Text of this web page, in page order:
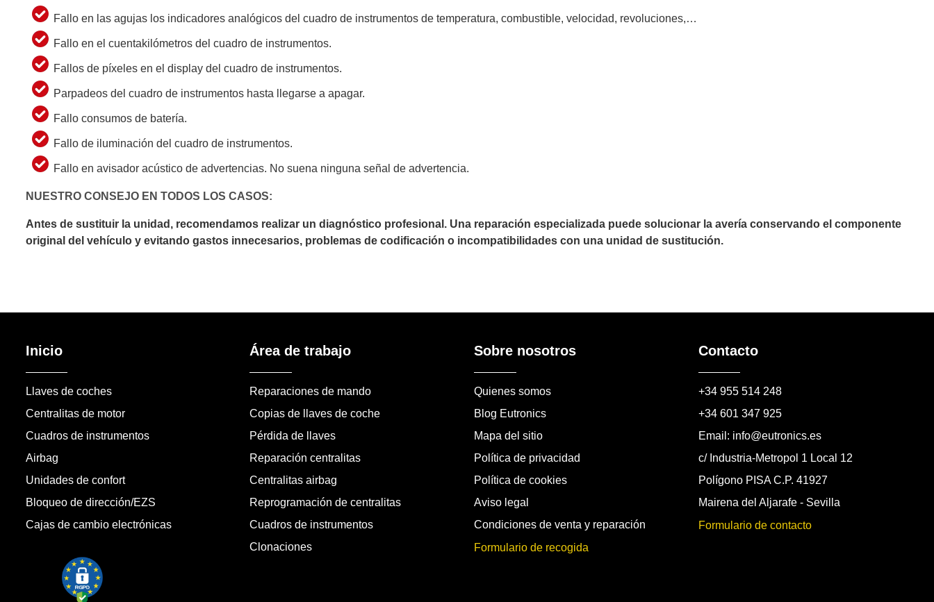
Fallo en las agujas los indicadores analógicos del cuadro de instrumentos de temperatura, combustible, velocidad, revoluciones,…
Fallo en el cuentakilómetros del cuadro de instrumentos.
Fallos de píxeles en el display del cuadro de instrumentos.
Parpadeos del cuadro de instrumentos hasta llegarse a apagar.
Fallo consumos de batería.
Fallo de iluminación del cuadro de instrumentos.
Fallo en avisador acústico de advertencias. No suena ninguna señal de advertencia.
NUESTRO CONSEJO EN TODOS LOS CASOS:
Antes de sustituir la unidad, recomendamos realizar un diagnóstico profesional. Una reparación especializada puede solucionar la avería conservando el componente
original del vehículo y evitando gastos innecesarios, problemas de codificación o incompatibilidades con una unidad de sustitución.
Inicio
Llaves de coches
Centralitas de motor
Cuadros de instrumentos
Airbag
Unidades de confort
Bloqueo de dirección/EZS
Cajas de cambio electrónicas
Área de trabajo
Reparaciones de mando
Copias de llaves de coche
Pérdida de llaves
Reparación centralitas
Centralitas airbag
Reprogramación de centralitas
Cuadros de instrumentos
Clonaciones
Sobre nosotros
Quienes somos
Blog Eutronics
Mapa del sitio
Política de privacidad
Política de cookies
Aviso legal
Condiciones de venta y reparación
Formulario de recogida
Contacto
+34 955 514 248
+34 601 347 925
Email: info@eutronics.es
c/ Industria-Metropol 1 Local 12
Polígono PISA C.P. 41927
Mairena del Aljarafe - Sevilla
Formulario de contacto